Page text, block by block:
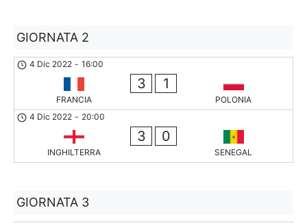
GIORNATA 2
4 Dic 2022 - 16:00
FRANCIA
3 1
POLONIA
4 Dic 2022 - 20:00
INGHILTERRA
3 0
SENEGAL
GIORNATA 3